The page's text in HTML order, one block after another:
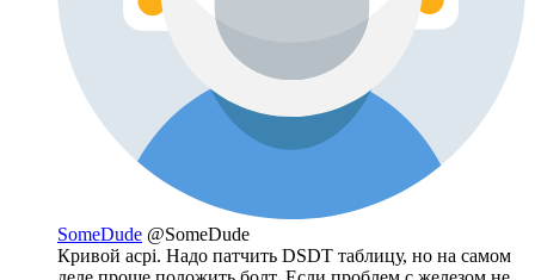
SomeDude @SomeDude
Кривой acpi. Надо патчить DSDT таблицу, но на самом